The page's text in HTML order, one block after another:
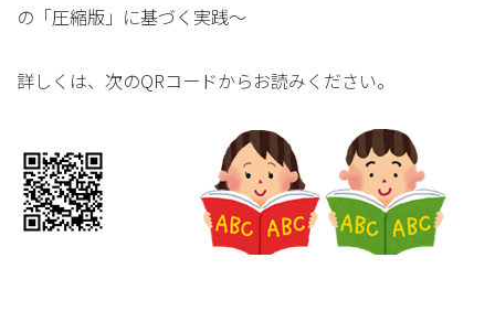
の「圧縮版」に基づく実践～
詳しくは、次のQRコードからお読みください。